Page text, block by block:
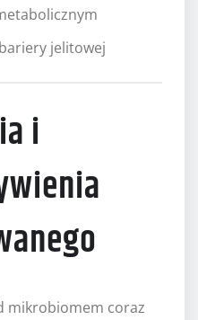
jelitowej
i
mikrobiomem coraz